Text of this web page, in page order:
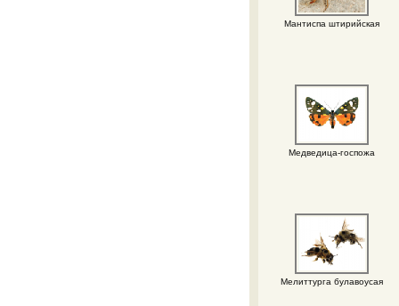
Мантиспа штирийская
Медведица-госпожа
Мелиттурга булавоусая